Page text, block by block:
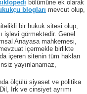
bölümüne ek olarak
blogları mevcut olup,
bir hukuk sitesi olup,
işlevi görmektedir. Genel
Anayasa mahkemesi,
içermekle birlikte
içeren sitenin tüm hakları
yayınlanamaz,
ölçülü siyaset ve politika
Irk ve cinsiyet ayrımı